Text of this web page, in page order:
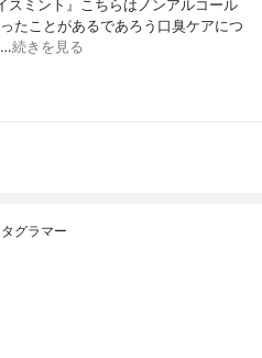
スミント』こちらはノンアルコール
たことがあるであろう口臭ケアにつ
…続きを見る
グラマー